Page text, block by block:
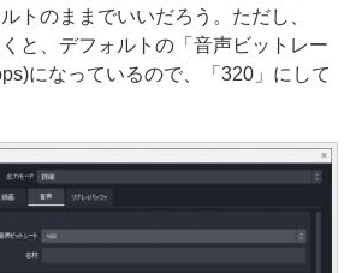
トのままでいいだろう。ただし、
くと、デフォルトの「音声ビットレー
になっているので、「320」にして